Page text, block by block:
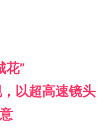
花”
以超高速镜头